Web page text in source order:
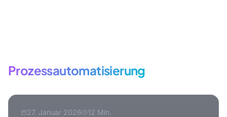
Prozessautomatisierung
27. Januar 2026 12 Min.